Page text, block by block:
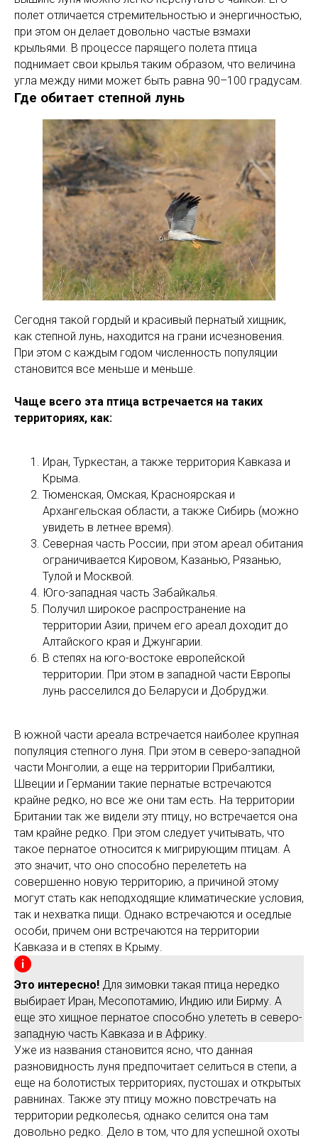
полет отличается стремительностью и энергичностью,
при этом он делает довольно частые взмахи
крыльями. В процессе парящего полета птица
поднимает свои крылья таким образом, что величина
угла между ними может быть равна 90–100 градусам.
Где обитает степной лунь
Сегодня такой гордый и красивый пернатый хищник,
как степной лунь, находится на грани исчезновения.
При этом с каждым годом численность популяции
становится все меньше и меньше.
Чаще всего эта птица встречается на таких
территориях, как:
Иран, Туркестан, а также территория Кавказа и
Крыма.
Тюменская, Омская, Красноярская и
Архангельская области, а также Сибирь (можно
увидеть в летнее время).
Северная часть России, при этом ареал обитания
ограничивается Кировом, Казанью, Рязанью,
Тулой и Москвой.
Юго-западная часть Забайкалья.
Получил широкое распространение на
территории Азии, причем его ареал доходит до
Алтайского края и Джунгарии.
В степях на юго-востоке европейской
территории. При этом в западной части Европы
лунь расселился до Беларуси и Добруджи.
В южной части ареала встречается наиболее крупная
популяция степного луня. При этом в северо-западной
части Монголии, а еще на территории Прибалтики,
Швеции и Германии такие пернатые встречаются
крайне редко, но все же они там есть. На территории
Британии так же видели эту птицу, но встречается она
там крайне редко. При этом следует учитывать, что
такое пернатое относится к мигрирующим птицам. А
это значит, что оно способно перелететь на
совершенно новую территорию, а причиной этому
могут стать как неподходящие климатические условия,
так и нехватка пищи. Однако встречаются и оседлые
особи, причем они встречаются на территории
Кавказа и в степях в Крыму.
Это интересно! Для зимовки такая птица нередко
выбирает Иран, Месопотамию, Индию или Бирму. А
еще это хищное пернатое способно улететь в северо-
западную часть Кавказа и в Африку.
Уже из названия становится ясно, что данная
разновидность луня предпочитает селиться в степи, а
еще на болотистых территориях, пустошах и открытых
равнинах. Также эту птицу можно повстречать на
территории редколесья, однако селится она там
довольно редко. Дело в том, что для успешной охоты